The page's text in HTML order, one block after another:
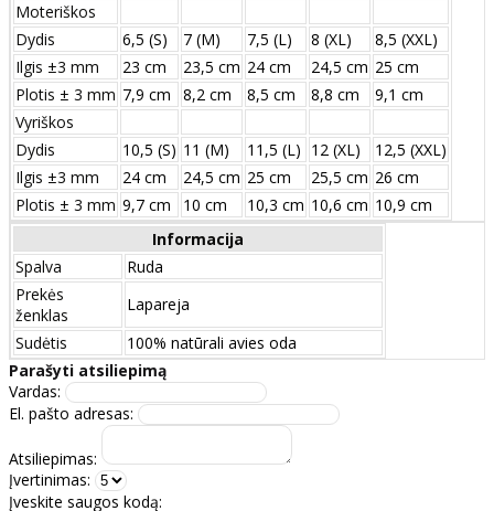
Moteriškos
Dydis
6,5 (S) 7 (M) 7,5 (L) 8 (XL)
8,5 (XXL)
Ilgis ±3 mm
23 cm 23,5 cm 24 cm 24,5 cm 25 cm
Plotis ± 3 mm 7,9 cm 8,2 cm 8,5 cm 8,8 cm
9,1 cm
Vyriškos
Dydis
10,5 (S) 11 (M) 11,5 (L) 12 (XL)
12,5 (XXL)
Ilgis ±3 mm
24 сm 24,5 сm 25 сm 25,5 сm 26 сm
Plotis ± 3 mm 9,7 сm 10 сm 10,3 сm 10,6 сm 10,9 сm
Informacija
Spalva
Ruda
Prekės
ženklas
Lapareja
Sudėtis
100% natūrali avies oda
Parašyti atsiliepimą
Vardas:
El. pašto adresas:
Atsiliepimas:
Įvertinimas:
Įveskite saugos kodą: